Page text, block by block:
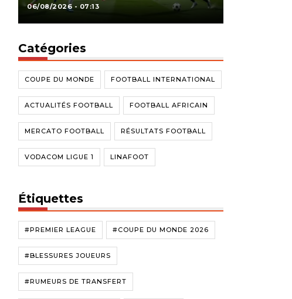
06/08/2026 - 07:13
Catégories
COUPE DU MONDE FOOTBALL INTERNATIONAL
ACTUALITÉS FOOTBALL FOOTBALL AFRICAIN
MERCATO FOOTBALL RÉSULTATS FOOTBALL
VODACOM LIGUE 1 LINAFOOT
Étiquettes
#PREMIER LEAGUE #COUPE DU MONDE 2026
#BLESSURES JOUEURS
#RUMEURS DE TRANSFERT